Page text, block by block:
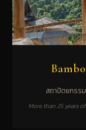
สถาปัตยกรร
More than 25 years